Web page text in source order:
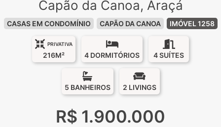
Capão da Canoa, Araçá
CASAS EM CONDOMÍNIO CAPÃO DA CANOA IMÓVEL 1258
PRIVATIVA
216M² 4 DORMITÓRIOS 4 SUÍTES
5 BANHEIROS 2 LIVINGS
R$ 1.900.000